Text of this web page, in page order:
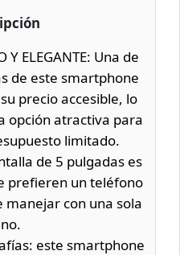
Y ELEGANTE: Una de
de este smartphone
su precio accesible, lo
opción atractiva para
limitado.
de 5 pulgadas es
prefieren un teléfono
manejar con una sola
este smartphone